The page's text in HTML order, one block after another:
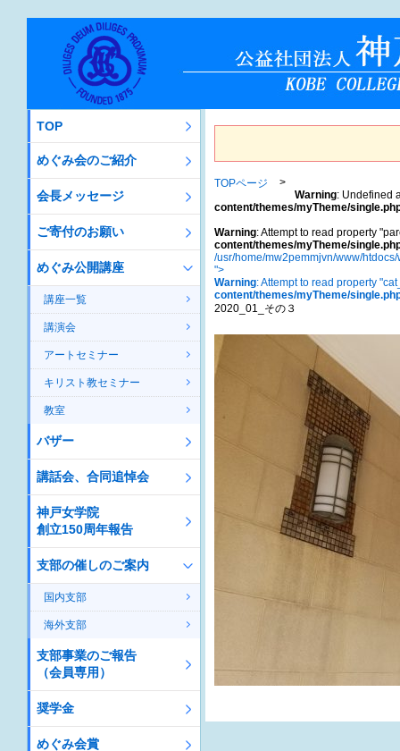
TOPページ
Warning: Undefined
content/themes/myTheme/
Warning: Attempt to read property
content/themes/myTheme/
/usr/home/mw2pemmjvn/www/
">
Warning: Attempt to read property
content/themes/myTheme/
2020_01_その３
TOP
めぐみ会のご紹介
会長メッセージ
ご寄付のお願い
めぐみ公開講座
講座一覧
講演会
アートセミナー
キリスト教セミナー
教室
バザー
講話会、合同追悼会
神戸女学院
創立150周年報告
支部の催しのご案内
国内支部
海外支部
支部事業のご報告
（会員専用）
奨学金
めぐみ会賞